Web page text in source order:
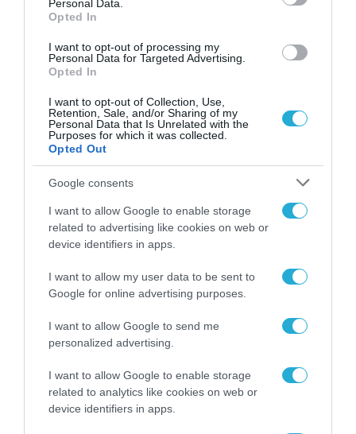
Personal Data.
Opted In
I want to opt-out of processing my
Personal Data for Targeted Advertising.
Opted In
I want to opt-out of Collection, Use,
Retention, Sale, and/or Sharing of my
Personal Data that Is Unrelated with the
Purposes for which it was collected.
Opted Out
Google consents
I want to allow Google to enable storage
related to advertising like cookies on web or
device identifiers in apps.
I want to allow my user data to be sent to
Google for online advertising purposes.
I want to allow Google to send me
personalized advertising.
I want to allow Google to enable storage
related to analytics like cookies on web or
device identifiers in apps.
01.10.2020
ΕΠΙΧΕΙΡΗΣΕΙΣ
Οκτώ startups έλαβαν συνολικά
120 χιλιάδες ευρώ το 2020 μέσω
του EIT Digital Venture Program
01.10.2020